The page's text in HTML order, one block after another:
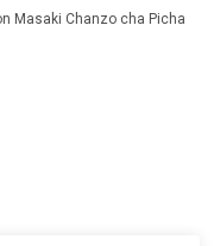
Masaki Chanzo cha Picha